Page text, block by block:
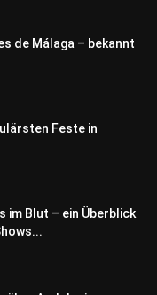
de Málaga – bekannt
Feste in
im Blut – ein Überblick